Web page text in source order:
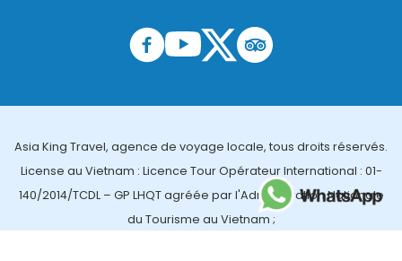
Asia King Travel, agence de voyage locale, tous droits réservés.
License au Vietnam : Licence Tour Opérateur International : 01-
140/2014/TCDL – GP LHQT agréée par l'Administration Nationale
du Tourisme au Vietnam ;